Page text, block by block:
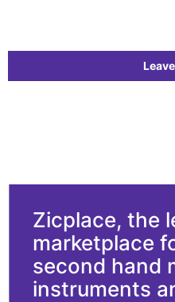
Zicplace, the
marketplace
second hand
instruments